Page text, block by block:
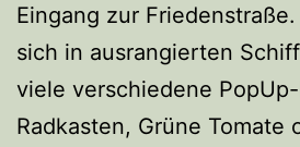
Eingang zur
sich in ausrangierten
viele verschiedene
Radkasten, Grüne Tomate